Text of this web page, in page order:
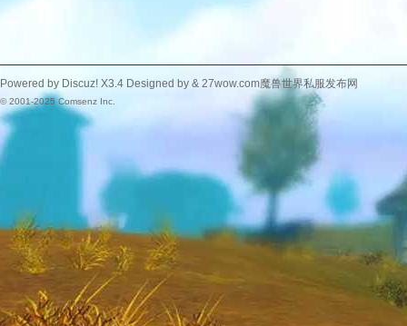
Powered by Discuz! X3.4 Designed by & 27wow.com魔兽世界私服发布网
© 2001-2025Comsenz Inc.